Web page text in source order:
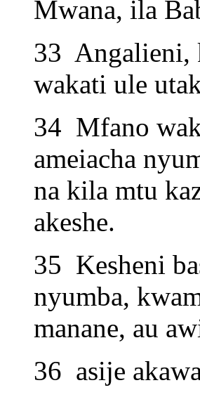
Mwana, ila
33 Angalieni,
wakati ule
34 Mfano
ameiacha
na kila mtu
akeshe.
35 Kesheni
nyumba,
manane, au
36 asije